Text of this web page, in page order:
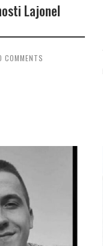
Lajonel
COMMENTS